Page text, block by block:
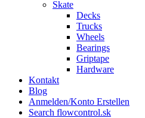
Skate
Decks
Trucks
Wheels
Bearings
Griptape
Hardware
Kontakt
Blog
Anmelden/Konto Erstellen
Search flowcontrol.sk